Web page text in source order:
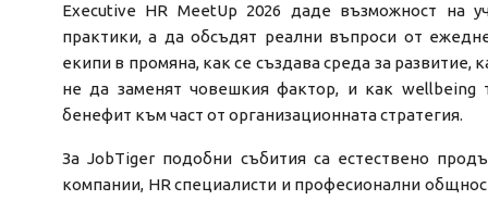
Executive HR MeetUp 2026 даде възможност на
практики, а да обсъдят реални въпроси от
екипи в промяна, как се създава среда за развитие,
не да заменят човешкия фактор, и как wellbeing
бенефит към част от организационната стратегия.
За JobTiger подобни събития са естествено
компании, HR специалисти и професионални